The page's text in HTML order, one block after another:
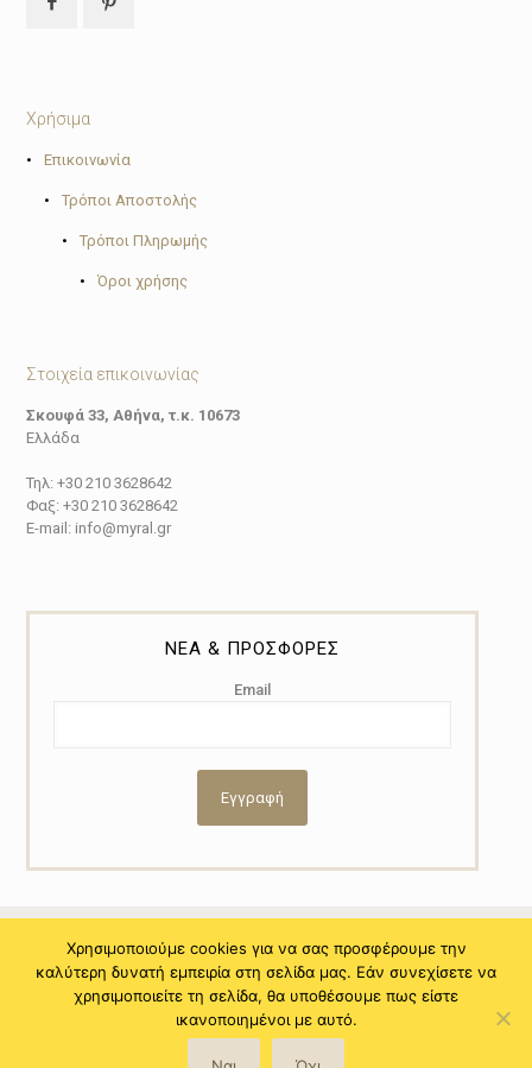
Χρήσιμα
• Επικοινωνία
• Τρόποι Αποστολής
• Τρόποι Πληρωμής
• Όροι χρήσης
Στοιχεία επικοινωνίας
Σκουφά 33, Αθήνα, τ.κ. 10673
Ελλάδα
Τηλ: +30 210 3628642
Φαξ: +30 210 3628642
E-mail: info@myral.gr
ΝΕΑ & ΠΡΟΣΦΟΡΕΣ
Email
© 2021 Copyright by Myral - Powered by NiTo Systematic S.A. All
rights reserved.
Χρησιμοποιούμε cookies για να σας προσφέρουμε την
καλύτερη δυνατή εμπειρία στη σελίδα μας. Εάν συνεχίσετε να
χρησιμοποιείτε τη σελίδα, θα υποθέσουμε πως είστε
ικανοποιημένοι με αυτό.